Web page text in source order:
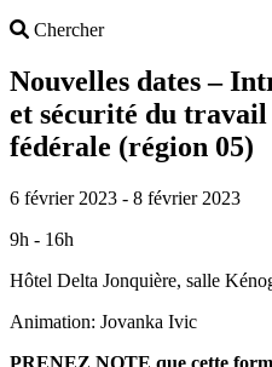
ChercherSearch
Nouvelles dates –
et sécurité du
fédérale (région 05)
6 février 2023 - 8 février 2023
9h - 16h
Hôtel Delta Jonquière, salle
Animation: Jovanka Ivic
PRENEZ NOTE que cette